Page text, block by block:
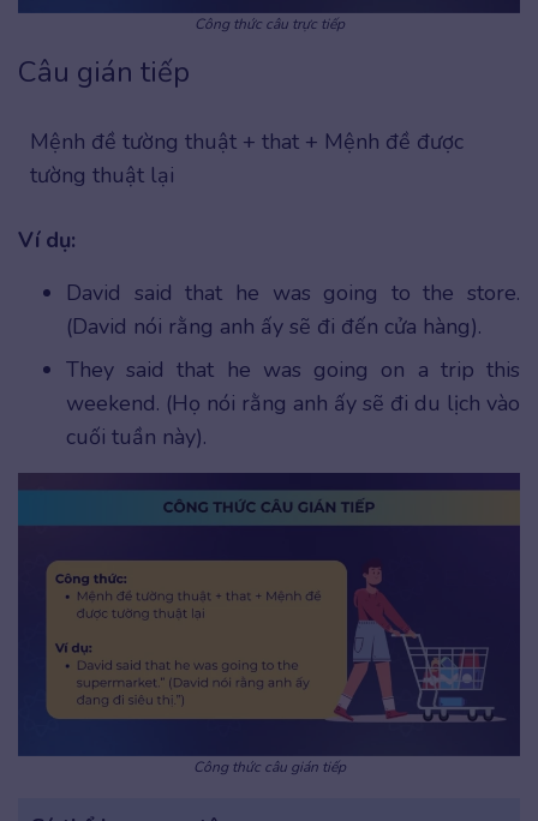
Công thức câu trực tiếp
Câu gián tiếp
Mệnh đề tường thuật + that + Mệnh đề được
tường thuật lại
Ví dụ:
David said that he was going to the store.
(David nói rằng anh ấy sẽ đi đến cửa hàng).
They said that he was going on a trip this
weekend. (Họ nói rằng anh ấy sẽ đi du lịch vào
cuối tuần này).
Công thức câu gián tiếp